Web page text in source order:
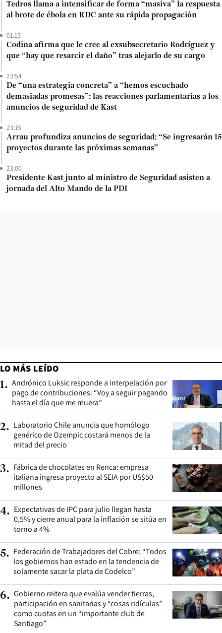
Tedros llama a intensificar de forma “masiva” la respuesta
al brote de ébola en RDC ante su rápida propagación
01:15
Codina afirma que le cree al exsubsecretario Rodríguez y
que “hay que resarcir el daño” tras alejarlo de su cargo
23:54
De “una estrategia concreta” a “hemos escuchado
demasiadas promesas”: las reacciones parlamentarias a los
anuncios de seguridad de Kast
23:15
Arrau profundiza anuncios de seguridad: “Se ingresarán 15
proyectos durante las próximas semanas”
23:00
Presidente Kast junto al ministro de Seguridad asisten a
jornada del Alto Mando de la PDI
LO MÁS LEÍDO
1. Andrónico Luksic responde a interpelación por
pago de contribuciones: “Voy a seguir pagando
hasta el día que me muera”
2. Laboratorio Chile anuncia que homólogo
genérico de Ozempic costará menos de la
mitad del precio
3. Fábrica de chocolates en Renca: empresa
italiana ingresa proyecto al SEIA por US$50
millones
4. Expectativas de IPC para julio llegan hasta
0,5% y cierre anual para la inflación se sitúa en
torno a 4%
5. Federación de Trabajadores del Cobre: “Todos
los gobiernos han estado en la tendencia de
solamente sacar la plata de Codelco”
6. Gobierno reitera que evalúa vender tierras,
participación en sanitarias y “cosas ridículas”
como cuotas en un “importante club de
Santiago”